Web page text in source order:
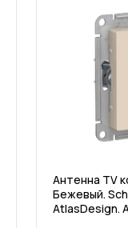
Антенна TV
Бежевый.
AtlasDesign.